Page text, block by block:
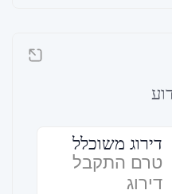
דירוג משוכלל
טרם התקבל
דירוג